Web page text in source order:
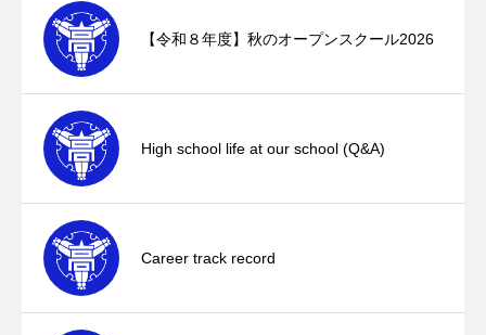
【令和８年度】秋のオープンスクール2026
High school life at our school (Q&A)
Career track record